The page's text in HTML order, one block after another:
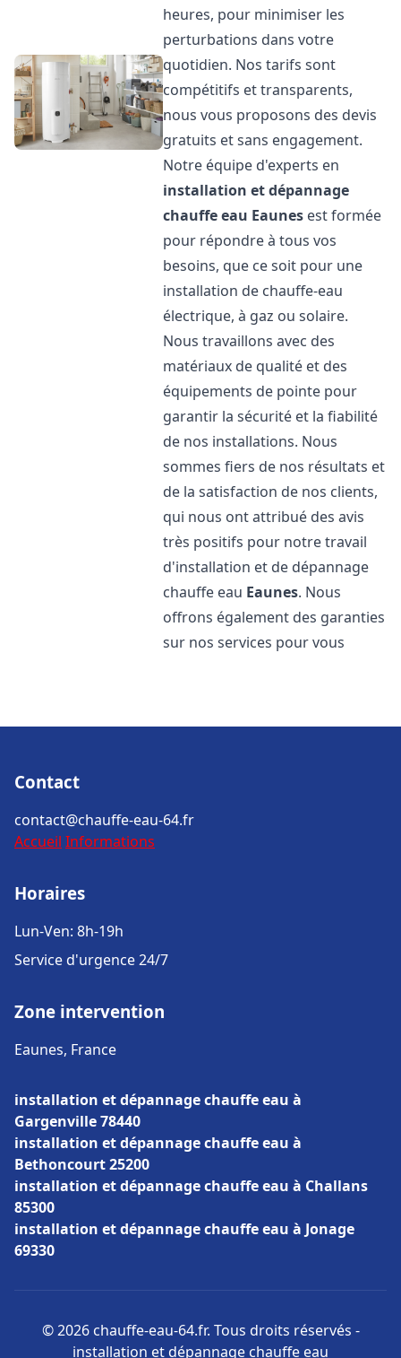
heures, pour minimiser les
perturbations dans votre
quotidien. Nos tarifs sont
compétitifs et transparents,
nous vous proposons des devis
gratuits et sans engagement.
Notre équipe d'experts en
installation et dépannage
chauffe eau Eaunes est formée
pour répondre à tous vos
besoins, que ce soit pour une
installation de chauffe-eau
électrique, à gaz ou solaire.
Nous travaillons avec des
matériaux de qualité et des
équipements de pointe pour
garantir la sécurité et la fiabilité
de nos installations. Nous
sommes fiers de nos résultats et
de la satisfaction de nos clients,
qui nous ont attribué des avis
très positifs pour notre travail
d'installation et de dépannage
chauffe eau Eaunes. Nous
offrons également des garanties
sur nos services pour vous
Contact
contact@chauffe-eau-64.fr
Accueil Informations
Horaires
Lun-Ven: 8h-19h
Service d'urgence 24/7
Zone intervention
Eaunes, France
installation et dépannage chauffe eau à
Gargenville 78440
installation et dépannage chauffe eau à
Bethoncourt 25200
installation et dépannage chauffe eau à Challans
85300
installation et dépannage chauffe eau à Jonage
69330
© 2026 chauffe-eau-64.fr. Tous droits réservés -
installation et dépannage chauffe eau